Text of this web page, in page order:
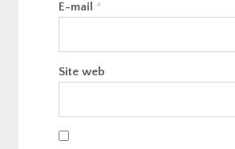
E-mail *
Site web